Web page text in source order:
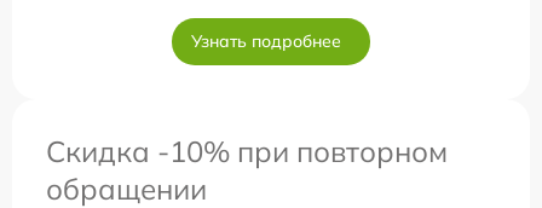
Узнать подробнее
Скидка -10% при повторном
обращении